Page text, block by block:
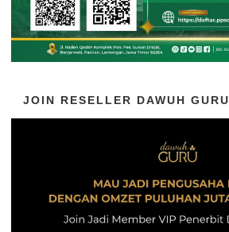
JOIN RESELLER DAWUH GURU